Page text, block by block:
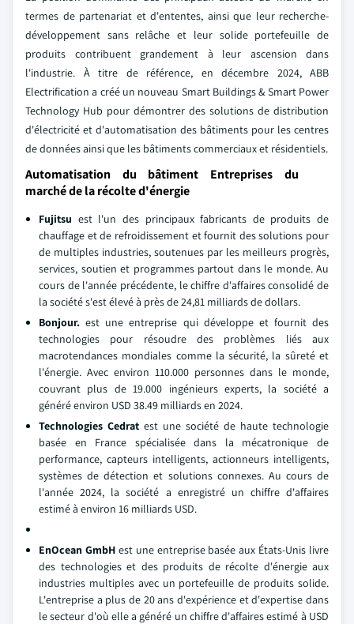
termes de partenariat et d'ententes, ainsi que leur recherche-
développement sans relâche et leur solide portefeuille de
produits contribuent grandement à leur ascension dans
l'industrie. À titre de référence, en décembre 2024, ABB
Electrification a créé un nouveau Smart Buildings & Smart Power
Technology Hub pour démontrer des solutions de distribution
d'électricité et d'automatisation des bâtiments pour les centres
de données ainsi que les bâtiments commerciaux et résidentiels.
Automatisation du bâtiment Entreprises du
marché de la récolte d'énergie
Fujitsu est l'un des principaux fabricants de produits de
chauffage et de refroidissement et fournit des solutions pour
de multiples industries, soutenues par les meilleurs progrès,
services, soutien et programmes partout dans le monde. Au
cours de l'année précédente, le chiffre d'affaires consolidé de
la société s'est élevé à près de 24,81 milliards de dollars.
Bonjour.est une entreprise qui développe et fournit des
technologies pour résoudre des problèmes liés aux
macrotendances mondiales comme la sécurité, la sûreté et
l'énergie. Avec environ 110.000 personnes dans le monde,
couvrant plus de 19.000 ingénieurs experts, la société a
généré environ USD 38.49 milliards en 2024.
Technologies Cedrat est une société de haute technologie
basée en France spécialisée dans la mécatronique de
performance, capteurs intelligents, actionneurs intelligents,
systèmes de détection et solutions connexes. Au cours de
l'année 2024, la société a enregistré un chiffre d'affaires
estimé à environ 16 milliards USD.
EnOcean GmbH est une entreprise basée aux États-Unis livre
des technologies et des produits de récolte d'énergie aux
industries multiples avec un portefeuille de produits solide.
L'entreprise a plus de 20 ans d'expérience et d'expertise dans
le secteur d'où elle a généré un chiffre d'affaires estimé à USD